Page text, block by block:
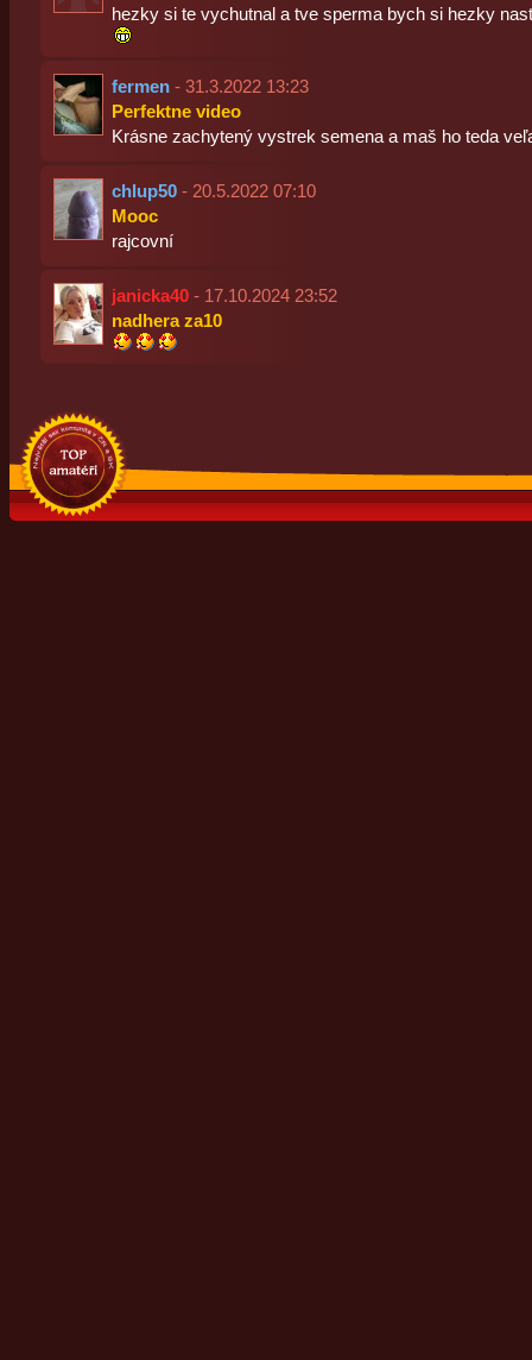
hezky si te vychutnal a tve sperma bych si hezky
fermen- 31.3.2022 13:23
Perfektne video
Krásne zachytený vystrek semena a maš ho teda
chlup50- 20.5.2022 07:10
Mooc
rajcovní
janicka40- 17.10.2024 23:52
nadhera za10